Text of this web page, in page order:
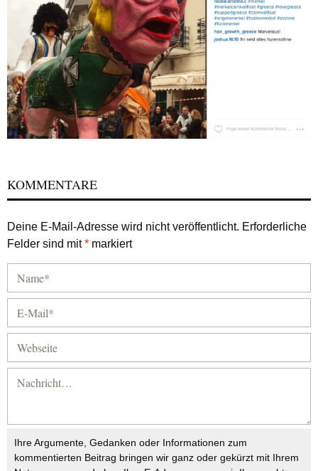
KOMMENTARE
Deine E-Mail-Adresse wird nicht veröffentlicht. Erforderliche
Felder sind mit* markiert
Ihre Argumente, Gedanken oder Informationen zum
kommentierten Beitrag bringen wir ganz oder gekürzt mit Ihrem